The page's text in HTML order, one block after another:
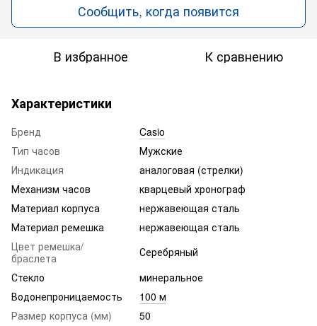
Сообщить, когда появится
В избранное К сравнению
Характеристики
Бренд
Casio
Тип часов
Мужские
Индикация
аналоговая (стрелки)
Механизм часов
кварцевый хронограф
Материал корпуса
нержавеющая сталь
Материал ремешка
нержавеющая сталь
Цвет ремешка/
браслета
Серебряный
Стекло
минеральное
Водонепроницаемость
100 м
Размер корпуса (мм)
50